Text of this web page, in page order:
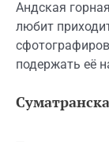
Андская
любит
подержать её